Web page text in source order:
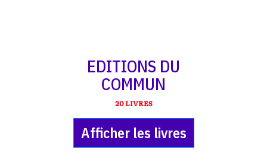
EDITIONS DU
COMMUN
20 LIVRES
Afficher les livres